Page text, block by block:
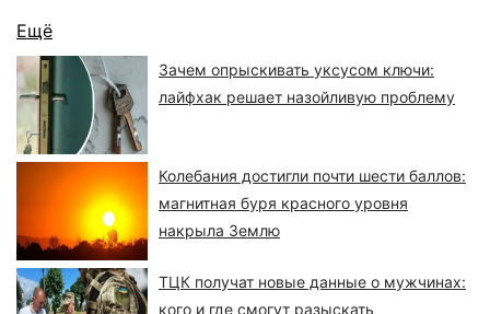
Ещё
Зачем опрыскивать уксусом ключи:
лайфхак решает назойливую проблему
Колебания достигли почти шести баллов:
магнитная буря красного уровня
накрыла Землю
ТЦК получат новые данные о мужчинах:
кого и где смогут разыскать